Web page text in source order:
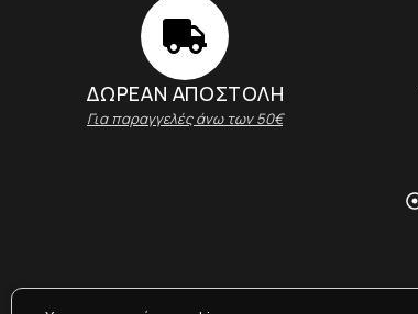
ΔΩΡΕΑΝ ΑΠΟΣΤΟΛΗ
Για παραγγελές άνω των 50€